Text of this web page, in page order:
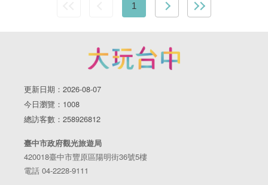
1
更新日期：2026-08-07
今日瀏覽：1008
總訪客數：258926812
臺中市政府觀光旅遊局
420018臺中市豐原區陽明街36號5樓
電話 04-2228-9111